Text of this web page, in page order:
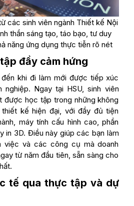
các sinh viên ngành Thiết kế Nội
thần sáng tạo, táo bạo, tư duy
năng ứng dụng thực tiễn rõ nét
đầy cảm hứng
khi đi làm mới được tiếp xúc
nghiệp. Ngay tại HSU, sinh viên
được học tập trong những không
kế hiện đại, với đầy đủ tiện
máy tính cấu hình cao, phần
in 3D. Điều này giúp các bạn làm
việc và các công cụ mà doanh
từ năm đầu tiên, sẵn sàng cho
tế qua thực tập và dự